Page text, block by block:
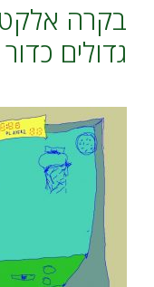
בקרה
גדולים כדור